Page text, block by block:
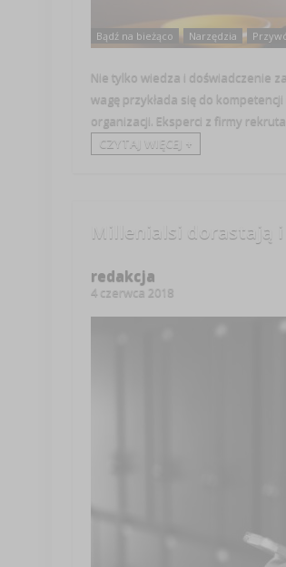
Bądź na bieżąco Narzędzia
Nie tylko wiedza i doświadczenie
wagę przykłada się do
organizacji. Eksperci z firmy
CZYTAJ WIĘCEJ +
Millenialsi dorastają i
redakcja
4 czerwca 2018